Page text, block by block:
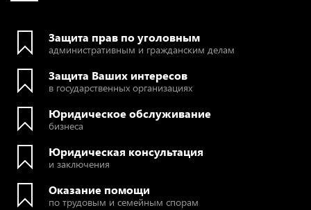
Защита прав по уголовным
административным и гражданским делам
Защита Ваших интересов
в государственных организациях
Юридическое обслуживание
бизнеса
Юридическая консультация
и заключения
Оказание помощи
по трудовым и семейным спорам